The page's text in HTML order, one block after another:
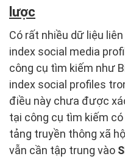
lược
Có rất nhiều dữ liệu
index social media
công cụ tìm kiếm như
index social profiles
điều này chưa được
tại công cụ tìm kiếm
tảng truyền thông xã
vẫn cần tập trung vào